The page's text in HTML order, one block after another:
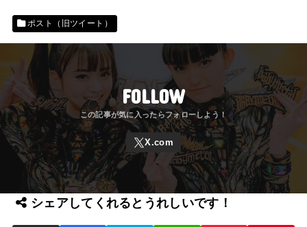
ポスト（旧ツイート）
FOLLOW
シェアしてくれるとうれしいです！